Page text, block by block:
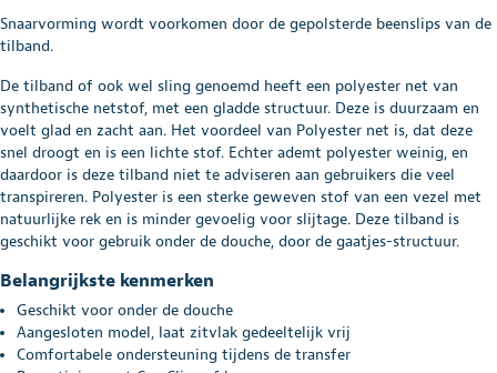
Snaarvorming wordt voorkomen door de gepolsterde beenslips van de
tilband.
De tilband of ook wel sling genoemd heeft een polyester net van
synthetische netstof, met een gladde structuur. Deze is duurzaam en
voelt glad en zacht aan. Het voordeel van Polyester net is, dat deze
snel droogt en is een lichte stof. Echter ademt polyester weinig, en
daardoor is deze tilband niet te adviseren aan gebruikers die veel
transpireren. Polyester is een sterke geweven stof van een vezel met
natuurlijke rek en is minder gevoelig voor slijtage. Deze tilband is
geschikt voor gebruik onder de douche, door de gaatjes-structuur.
Belangrijkste kenmerken
Geschikt voor onder de douche
Aangesloten model, laat zitvlak gedeeltelijk vrij
Comfortabele ondersteuning tijdens de transfer